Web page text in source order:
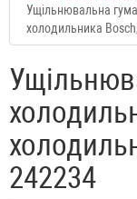
Ущільнювальна
холодильника
242234